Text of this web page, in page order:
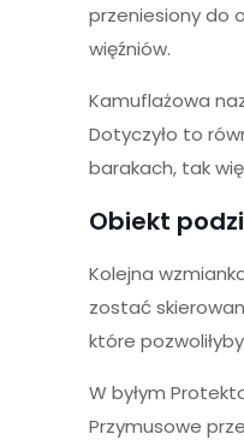
przeniesiony do
więźniów.
Kamuflażowa
Dotyczyło to
barakach, tak
Obiekt
Kolejna
zostać
które
W byłym
Przymusowe